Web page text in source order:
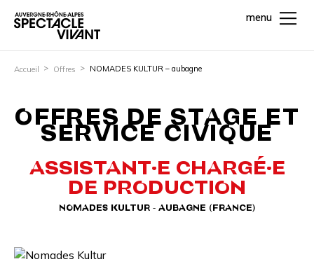
menu
Accueil Offres NOMADES KULTUR – aubagne
OFFRES DE STAGE ET
SERVICE CIVIQUE
ASSISTANT·E CHARGÉ·E
DE PRODUCTION
NOMADES KULTUR - AUBAGNE (FRANCE)